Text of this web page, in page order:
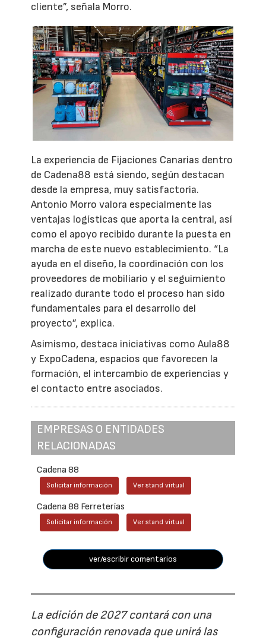
cliente”, señala Morro.
La experiencia de Fijaciones Canarias dentro
de Cadena88 está siendo, según destacan
desde la empresa, muy satisfactoria.
Antonio Morro valora especialmente las
ventajas logísticas que aporta la central, así
como el apoyo recibido durante la puesta en
marcha de este nuevo establecimiento. “La
ayuda en el diseño, la coordinación con los
proveedores de mobiliario y el seguimiento
realizado durante todo el proceso han sido
fundamentales para el desarrollo del
proyecto”, explica.
Asimismo, destaca iniciativas como Aula88
y ExpoCadena, espacios que favorecen la
formación, el intercambio de experiencias y
el contacto entre asociados.
EMPRESAS O ENTIDADES
RELACIONADAS
Cadena 88
Solicitar información Ver stand virtual
Cadena 88 Ferreterías
Solicitar información Ver stand virtual
ver/escribir comentarios
La edición de 2027 contará con una
configuración renovada que unirá las